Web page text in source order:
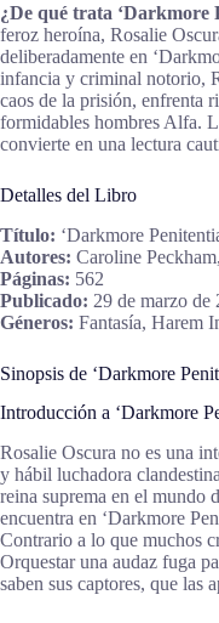
¿De qué trata ‘Darkmore
feroz heroína, Rosalie
deliberadamente en
infancia y criminal notorio,
caos de la prisión, enfrenta
formidables hombres Alfa.
convierte en una lectura
Detalles del Libro
Título: ‘Darkmore
Autores: Caroline
Páginas: 562
Publicado: 29 de marzo de
Géneros: Fantasía, Harem
Sinopsis de ‘Darkmore
Introducción a ‘Darkmore
Rosalie Oscura no es una
y hábil luchadora
reina suprema en el mundo
encuentra en ‘Darkmore
Contrario a lo que muchos
Orquestar una audaz fuga
saben sus captores, que las